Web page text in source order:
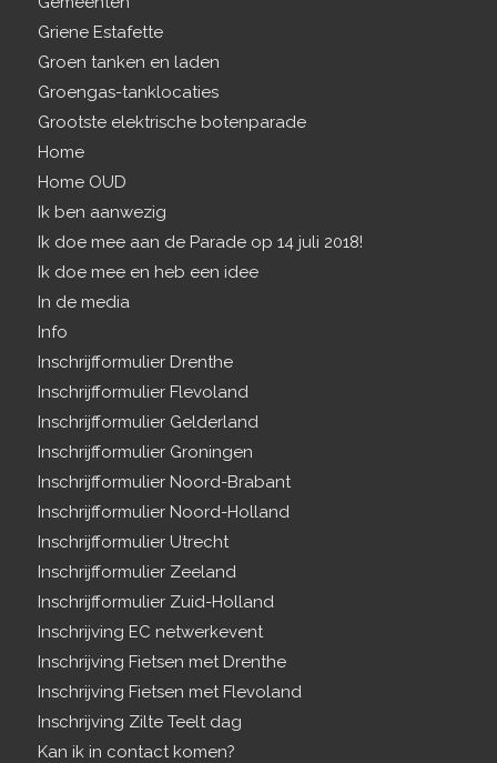
Griene Estafette
Groen tanken en laden
Groengas-tanklocaties
Grootste elektrische botenparade
Home
Home OUD
Ik ben aanwezig
Ik doe mee aan de Parade op 14 juli 2018!
Ik doe mee en heb een idee
In de media
Info
Inschrijfformulier Drenthe
Inschrijfformulier Flevoland
Inschrijfformulier Gelderland
Inschrijfformulier Groningen
Inschrijfformulier Noord-Brabant
Inschrijfformulier Noord-Holland
Inschrijfformulier Utrecht
Inschrijfformulier Zeeland
Inschrijfformulier Zuid-Holland
Inschrijving EC netwerkevent
Inschrijving Fietsen met Drenthe
Inschrijving Fietsen met Flevoland
Inschrijving Zilte Teelt dag
Kan ik in contact komen?